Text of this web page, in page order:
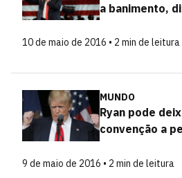
a banimento,
10 de maio de 2016 • 2 min de leitura
MUNDO
Ryan pode
convenção a
9 de maio de 2016 • 2 min de leitura